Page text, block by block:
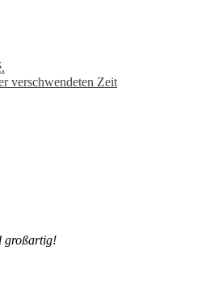
verschwendeten Zeit
großartig!